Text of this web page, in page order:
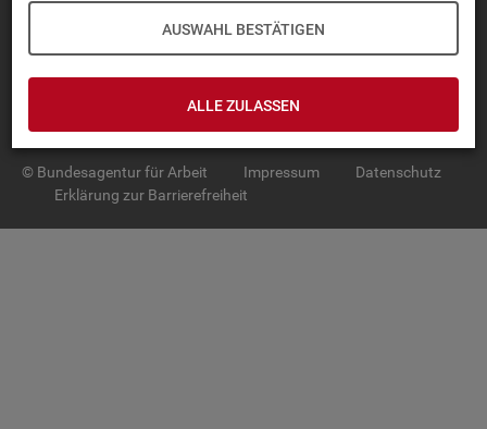
AUSWAHL BESTÄTIGEN
ALLE ZULASSEN
IN­TER­AK­TI­VE STA­TIS­TI­KEN
GRUND­LA­GEN
© Bundesagentur für Arbeit Impressum
Datenschutz
Erklärung zur Barrierefreiheit